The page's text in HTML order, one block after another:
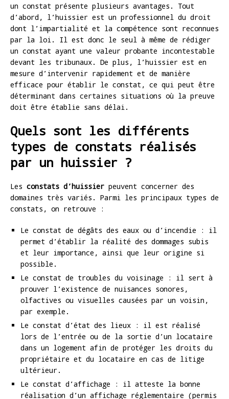
un constat présente plusieurs avantages. Tout
d’abord, l’huissier est un professionnel du droit
dont l’impartialité et la compétence sont reconnues
par la loi. Il est donc le seul à même de rédiger
un constat ayant une valeur probante incontestable
devant les tribunaux. De plus, l’huissier est en
mesure d’intervenir rapidement et de manière
efficace pour établir le constat, ce qui peut être
déterminant dans certaines situations où la preuve
doit être établie sans délai.
Quels sont les différents
types de constats réalisés
par un huissier ?
Les constats d’huissier peuvent concerner des
domaines très variés. Parmi les principaux types de
constats, on retrouve :
Le constat de dégâts des eaux ou d’incendie : il
permet d’établir la réalité des dommages subis
et leur importance, ainsi que leur origine si
possible.
Le constat de troubles du voisinage : il sert à
prouver l’existence de nuisances sonores,
olfactives ou visuelles causées par un voisin,
par exemple.
Le constat d’état des lieux : il est réalisé
lors de l’entrée ou de la sortie d’un locataire
dans un logement afin de protéger les droits du
propriétaire et du locataire en cas de litige
ultérieur.
Le constat d’affichage : il atteste la bonne
réalisation d’un affichage réglementaire (permis